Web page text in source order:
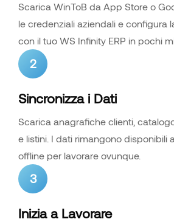
Scarica WinToB da App Store o
le credenziali aziendali e configura
con il tuo WS Infinity ERP in pochi
2
Sincronizza i Dati
Scarica anagrafiche clienti,
e listini. I dati rimangono disponibili
offline per lavorare ovunque.
3
Inizia a Lavorare